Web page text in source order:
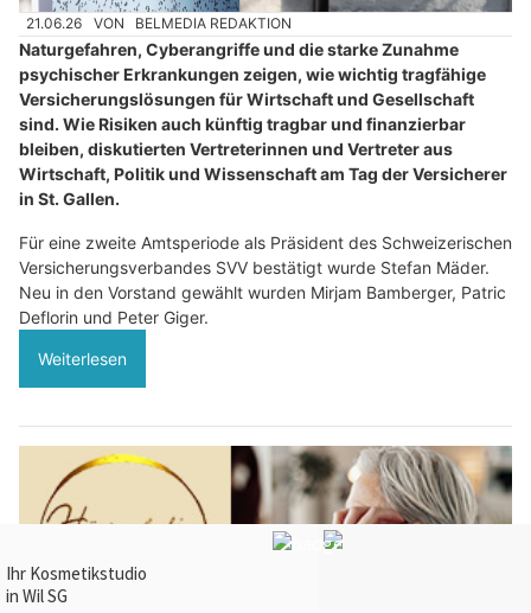
21.06.26 VON BELMEDIA REDAKTION
Naturgefahren, Cyberangriffe und die starke Zunahme
psychischer Erkrankungen zeigen, wie wichtig tragfähige
Versicherungslösungen für Wirtschaft und Gesellschaft
sind. Wie Risiken auch künftig tragbar und finanzierbar
bleiben, diskutierten Vertreterinnen und Vertreter aus
Wirtschaft, Politik und Wissenschaft am Tag der Versicherer
in St. Gallen.
Für eine zweite Amtsperiode als Präsident des Schweizerischen
Versicherungsverbandes SVV bestätigt wurde Stefan Mäder.
Neu in den Vorstand gewählt wurden Mirjam Bamberger, Patric
Deflorin und Peter Giger.
Weiterlesen